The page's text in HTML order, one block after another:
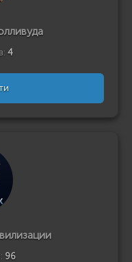
4
96